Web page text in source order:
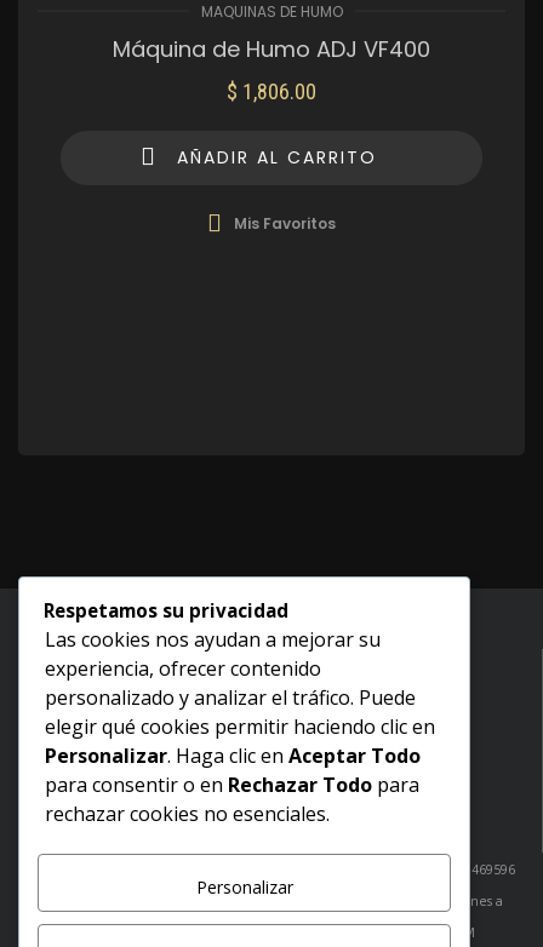
MAQUINAS DE HUMO
Máquina de Humo ADJ VF400
$ 1,806.00
AÑADIR AL CARRITO
Mis Favoritos
Inicio
Nosotros
Aviso legal
Términos y condiciones
Politica de devoluciones
¿Dudas? Comunicate con nosotros: Cabo San Lucas: 6241051520 / 6241469596
Lunes a
Sábados de 10:00 AM a 18:00 PM
Respetamos su privacidad
Las cookies nos ayudan a mejorar su
experiencia, ofrecer contenido
personalizado y analizar el tráfico. Puede
elegir qué cookies permitir haciendo clic en
Personalizar. Haga clic en Aceptar Todo
para consentir o en Rechazar Todo para
rechazar cookies no esenciales.
Personalizar